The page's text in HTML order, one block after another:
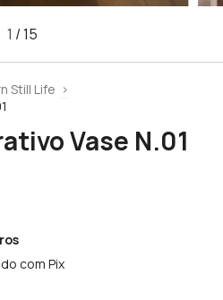
1 /15
Still Life >
Vase N.01
com Pix